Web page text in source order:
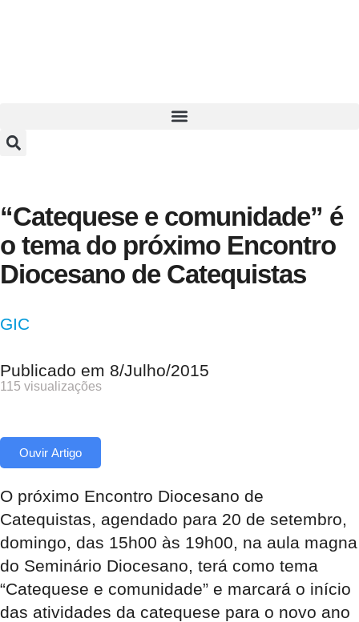
“Catequese e comunidade” é
o tema do próximo Encontro
Diocesano de Catequistas
GIC
Publicado em 8/Julho/2015
115 visualizações
Ouvir Artigo
O próximo Encontro Diocesano de
Catequistas, agendado para 20 de setembro,
domingo, das 15h00 às 19h00, na aula magna
do Seminário Diocesano, terá como tema
“Catequese e comunidade” e marcará o início
das atividades da catequese para o novo ano